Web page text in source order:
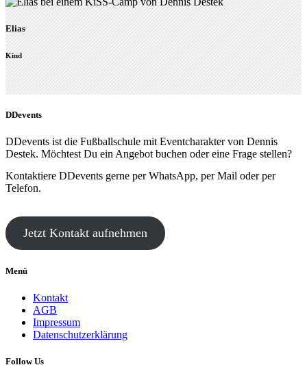
Elias
Kind
DDevents
DDevents ist die Fußballschule mit Eventcharakter von Dennis
Destek. Möchtest Du ein Angebot buchen oder eine Frage stellen?
Kontaktiere DDevents gerne per WhatsApp, per Mail oder per
Telefon.
Jetzt Kontakt aufnehmen
Menü
Kontakt
AGB
Impressum
Datenschutzerklärung
Follow Us